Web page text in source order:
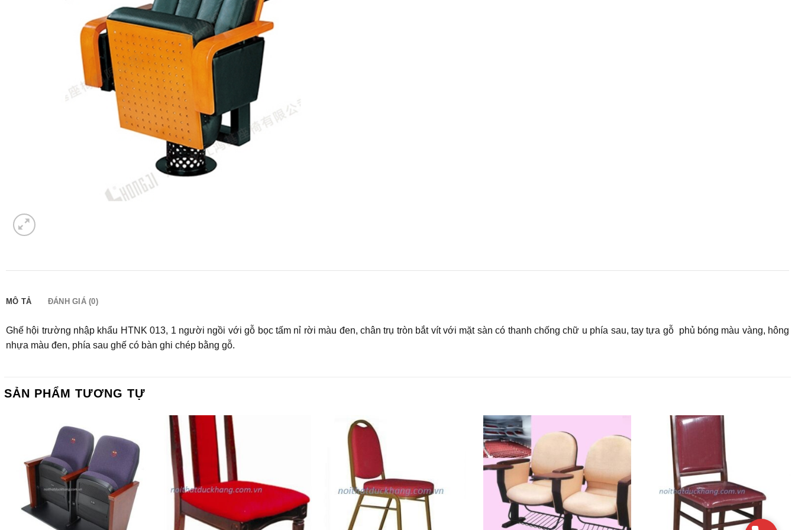
MÔ TẢ ĐÁNH GIÁ (0)
Ghế hội trường nhập khẩu HTNK 013, 1 người ngồi với gỗ bọc tấm nỉ rời màu đen, chân trụ tròn bắt vít với mặt sàn có thanh chống chữ u phía sau, tay tựa gỗ phủ bóng màu vàng, hông
nhựa màu đen, phía sau ghế có bàn ghi chép bằng gỗ.
SẢN PHẨM TƯƠNG TỰ